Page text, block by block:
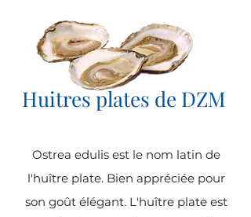
Huitres plates de DZM
Ostrea edulis est le nom latin de
l'huître plate. Bien appréciée pour
son goût élégant. L'huître plate est